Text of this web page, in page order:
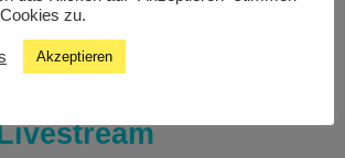
zu.
Akzeptieren